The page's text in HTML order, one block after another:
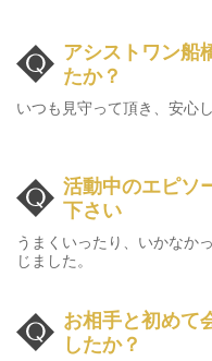
アシストワン船
たか？
いつも見守って頂き、安心
活動中のエピソ
下さい
うまくいったり、いかなか
じました。
お相手と初めて
したか？